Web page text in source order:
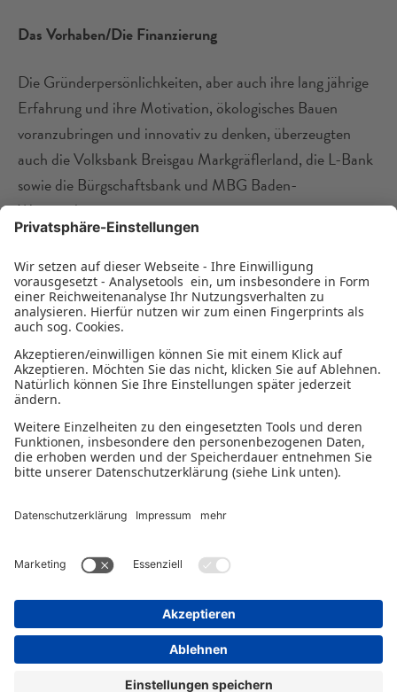
Das Vorhaben/Die Finanzierung
Die Gründerpersönlichkeiten, aber auch ihre lang jährige
Erfahrung und ihre Motivation, ökologisches Bauen
voranzubringen und innovativ zu denken, überzeugten
auch die Volksbank Breisgau Markgräflerland, die L-Bank
sowie die Bürgschaftsbank und MBG Baden-
Württemberg.
Herzlichen Glückwunsch
Die Holzhaus Fabrik ist am 8. März 2023 auf der IHM in
München mit dem 11. Handwerkspreis der Deutschen
Bürgschaftsbanken ausgezeichnet worden. Für den
Handwerkspreis wird von jeder Bürgschaftsbank ein
innovatives Unternehmen nominiert, das in den letzten
drei Jahren eine Bürgschaft bekommen hat.
Datenschutzhinweise
Impressum
© 2026 - Ein Serviceangebot der Mittelständischen
Beteiligungsgesellschaften.